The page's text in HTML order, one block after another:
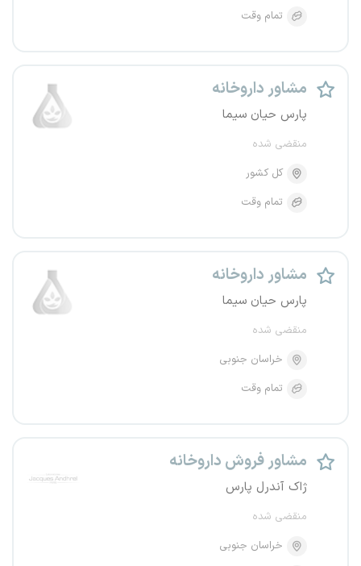
تمام وقت
مشاور داروخانه
پارس حیان سیما
منقضی شده
کل کشور
تمام وقت
مشاور داروخانه
پارس حیان سیما
منقضی شده
خراسان جنوبی
تمام وقت
مشاور فروش داروخانه
ژاک آندرل پارس
منقضی شده
خراسان جنوبی